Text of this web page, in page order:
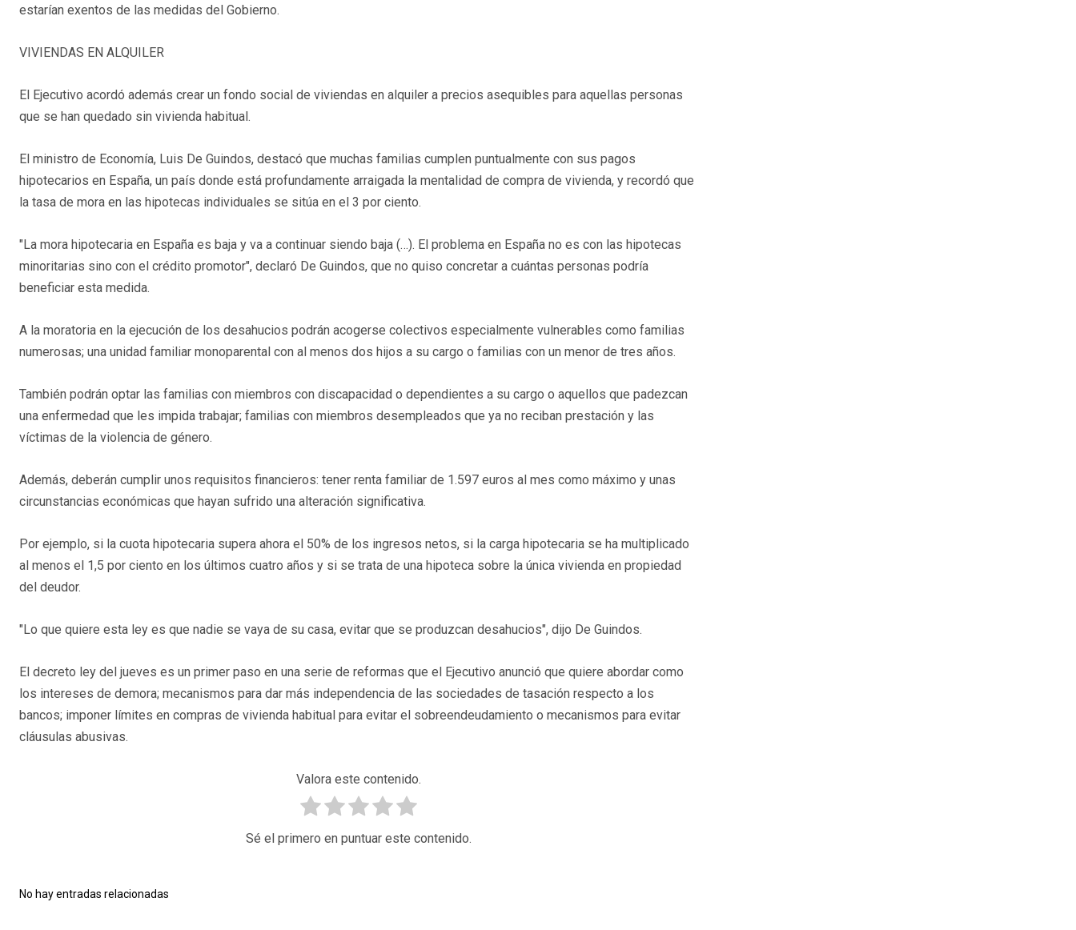
estarían exentos de las medidas del Gobierno.
VIVIENDAS EN ALQUILER
El Ejecutivo acordó además crear un fondo social de viviendas en alquiler a precios asequibles para aquellas personas
que se han quedado sin vivienda habitual.
El ministro de Economía, Luis De Guindos, destacó que muchas familias cumplen puntualmente con sus pagos
hipotecarios en España, un país donde está profundamente arraigada la mentalidad de compra de vivienda, y recordó que
la tasa de mora en las hipotecas individuales se sitúa en el 3 por ciento.
"La mora hipotecaria en España es baja y va a continuar siendo baja (…). El problema en España no es con las hipotecas
minoritarias sino con el crédito promotor", declaró De Guindos, que no quiso concretar a cuántas personas podría
beneficiar esta medida.
A la moratoria en la ejecución de los desahucios podrán acogerse colectivos especialmente vulnerables como familias
numerosas; una unidad familiar monoparental con al menos dos hijos a su cargo o familias con un menor de tres años.
También podrán optar las familias con miembros con discapacidad o dependientes a su cargo o aquellos que padezcan
una enfermedad que les impida trabajar; familias con miembros desempleados que ya no reciban prestación y las
víctimas de la violencia de género.
Además, deberán cumplir unos requisitos financieros: tener renta familiar de 1.597 euros al mes como máximo y unas
circunstancias económicas que hayan sufrido una alteración significativa.
Por ejemplo, si la cuota hipotecaria supera ahora el 50% de los ingresos netos, si la carga hipotecaria se ha multiplicado
al menos el 1,5 por ciento en los últimos cuatro años y si se trata de una hipoteca sobre la única vivienda en propiedad
del deudor.
"Lo que quiere esta ley es que nadie se vaya de su casa, evitar que se produzcan desahucios", dijo De Guindos.
El decreto ley del jueves es un primer paso en una serie de reformas que el Ejecutivo anunció que quiere abordar como
los intereses de demora; mecanismos para dar más independencia de las sociedades de tasación respecto a los
bancos; imponer límites en compras de vivienda habitual para evitar el sobreendeudamiento o mecanismos para evitar
cláusulas abusivas.
Valora este contenido.
Sé el primero en puntuar este contenido.
No hay entradas relacionadas